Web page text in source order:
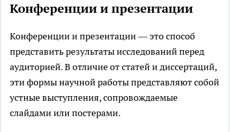
Конференции и презентации
Конференции и презентации — это способ
представить результаты исследований перед
аудиторией. В отличие от статей и диссертаций,
эти формы научной работы представляют собой
устные выступления, сопровождаемые
слайдами или постерами.